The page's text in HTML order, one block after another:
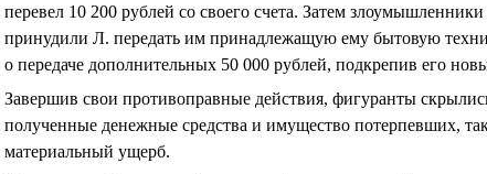
перевел 10 200 рублей со своего счета. Затем
принудили Л. передать им принадлежащую ему бытовую
о передаче дополнительных 50 000 рублей, подкрепив его
Завершив свои противоправные действия, фигуранты
полученные денежные средства и имущество потерпевших,
материальный ущерб.